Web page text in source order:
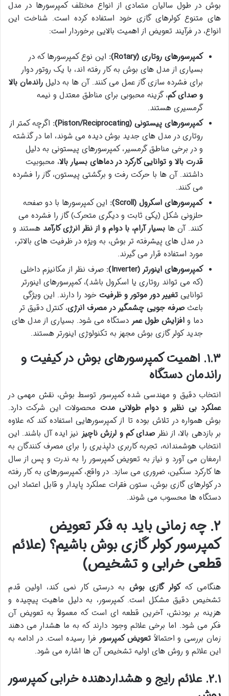
بوش در طول سالیان متمادی از انواع مختلف کمپرسورها در مدل
های متنوع کولرهای گازی خود استفاده کرده است. شناخت این
انواع، در فرآیند تعویض از اهمیت بالایی برخوردار است:
کمپرسورهای روتاری (Rotary):
این نوع کمپرسورها که در
بسیاری از مدل های بوش به کار رفته اند، با یک روتور دوار
برای فشرده سازی گاز عمل می کنند. آن ها به دلیل راندمان بالا
و صدای کم، گزینه محبوبی برای مناطق معتدل و نیمه
گرمسیری هستند.
کمپرسورهای پیستونی (Piston/Reciprocating):
اگرچه کمتر از
روتاری در مدل های جدید بوش دیده می شوند، اما در گذشته
و در برخی مناطق گرمسیر، کمپرسورهای پیستونی به دلیل
قدرت بالا و توانایی کارکرد در دماهای بسیار بالا، محبوبیت
داشتند. آن ها با حرکت رفت و برگشتی پیستون، گاز را فشرده
می کنند.
کمپرسورهای اسکرول (Scroll):
این کمپرسورها با دو صفحه
حلزونی شکل (یکی ثابت و دیگری متحرک) گاز را فشرده می
کنند. آن ها بسیار آرام، با دوام و از نظر انرژی کارآمد هستند و
در مدل های پیشرفته تر بوش، به ویژه در ظرفیت های بالاتر،
مورد استفاده قرار می گیرند.
کمپرسورهای اینورتر (Inverter):
صرف نظر از مکانیزم داخلی
(که می تواند روتاری یا اسکرول باشد)، کمپرسورهای اینورتر
توانایی تغییر دور موتور و ظرفیت خود را دارند. این ویژگی
باعثصرفه جویی چشمگیر در مصرف انرژی، کنترل دقیق تر
دما و افزایش طول عمر دستگاه می شود. بسیاری از مدل های
جدید کولر گازی بوش مجهز به تکنولوژی اینورتر هستند.
۱.۳. اهمیت کمپرسورهای بوش در کیفیت و
راندمان دستگاه
انتخاب دقیق و مهندسی شده کمپرسور توسط بوش، نقش مهمی در
عملکرد بی نظیر و دوام طولانی مدت محصولات این شرکت دارد.
بوش همواره در تلاش بوده تا از کمپرسورهایی استفاده کند که علاوه
بر بازدهی بالا، از نظرصدای کم و لرزش ناچیز نیز ایده آل باشند. این
انتخاب هوشمندانه، تجربه کاربری دلپذیری را برای مصرف کنندگان به
ارمغان می آورد و نیاز به تعویض کمپرسور را به ندرت و پس از سال
ها کارکرد سنگین، ضروری می سازد. در واقع، کمپرسورهای به کار رفته
در کولرهای گازی بوش، ستون فقرات عملکرد پایدار و قابل اعتماد این
دستگاه ها محسوب می شوند.
۲. چه زمانی باید به فکر تعویض
کمپرسور کولر گازی بوش باشیم؟ (علائم
قطعی خرابی و تشخیص)
هنگامی کهکولر گازی بوشبه درستی کار نمی کند، اولین قدم
تشخیص دقیق مشکل است. کمپرسور، به دلیل ماهیت پیچیده و
هزینه بر بودنش، آخرین قطعه ای است که معمولاً به تعویض آن
فکر می شود. اما برخی علائم وجود دارند که به ما هشدار می دهند
زمان بررسی و احتمالاًتعویض کمپرسور فرا رسیده است. در ادامه به
این علائم و روش های اولیه تشخیص آن ها اشاره می شود.
۲.۱. علائم رایج و هشداردهنده خرابی کمپرسور